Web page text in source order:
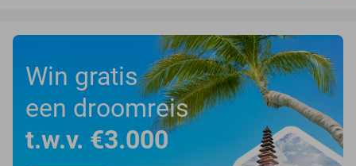
Win gratis
een droomreis
t.w.v. €3.000